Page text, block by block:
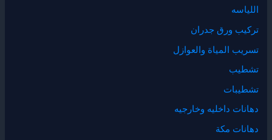
اللياسه
تركيب ورق جدران
تسريب المياة والعوازل
تشطيب
تشطيبات
دهانات داخليه وخارجيه
دهانات مكة